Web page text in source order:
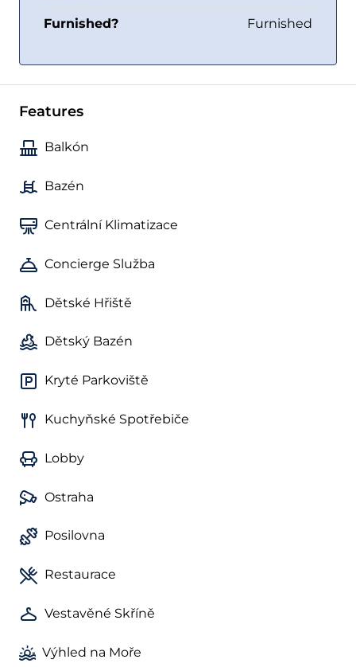
Furnished? Furnished
Features
Balkón
Bazén
Centrální Klimatizace
Concierge Služba
Dětské Hřiště
Dětský Bazén
Kryté Parkoviště
Kuchyňské Spotřebiče
Lobby
Ostraha
Posilovna
Restaurace
Vestavěné Skříně
Výhled na Moře